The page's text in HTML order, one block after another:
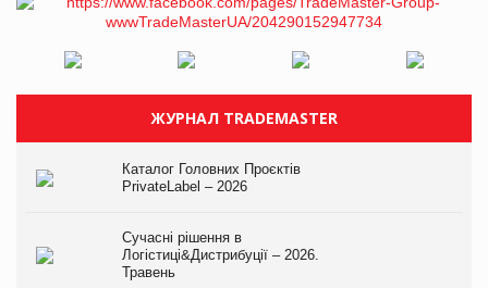
ЖУРНАЛ TRADEMASTER
Каталог Головних Проєктів
PrivateLabel – 2026
Сучасні рішення в
Логістиці&Дистрибуції – 2026.
Травень